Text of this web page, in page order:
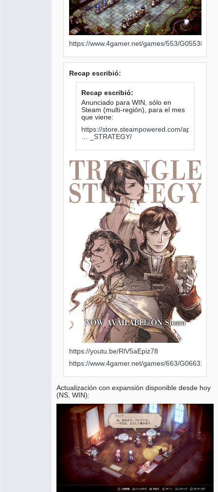
https://www.4gamer.net/games/553/G055388/
Recap escribió:
Recap escribió:
Anunciado para WIN, sólo en
Steam (multi-región), para el mes
que viene:
https://store.steampowered.com/app/1850
… _STRATEGY/
https://youtu.be/RlV5aEpiz78
https://www.4gamer.net/games/663/G066310/
Actualización con expansión disponible desde hoy
(NS, WIN):